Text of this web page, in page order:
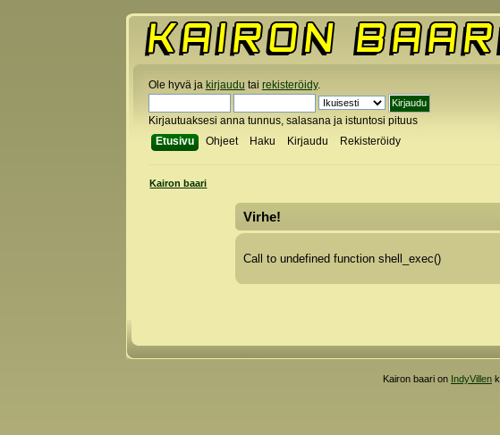
Ole hyvä ja kirjaudu tai rekisteröidy.
Kirjautuaksesi anna tunnus, salasana ja istuntosi pituus
Etusivu
Ohjeet Haku Kirjaudu Rekisteröidy
Kairon baari
Virhe!
Call to undefined function shell_exec()
Kairon baari on IndyVillen